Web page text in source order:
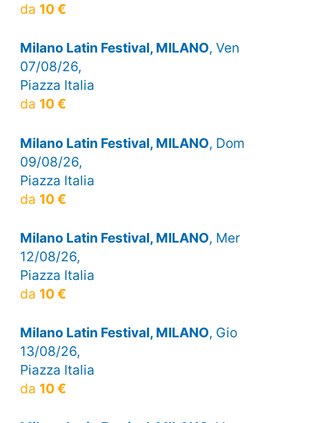
da 10 €
Milano Latin Festival, MILANO, Ven
07/08/26,
Piazza Italia
da 10 €
Milano Latin Festival, MILANO, Dom
09/08/26,
Piazza Italia
da 10 €
Milano Latin Festival, MILANO, Mer
12/08/26,
Piazza Italia
da 10 €
Milano Latin Festival, MILANO, Gio
13/08/26,
Piazza Italia
da 10 €